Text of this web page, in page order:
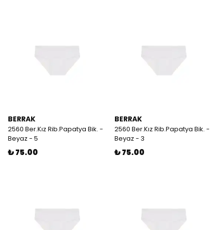
BERRAK
2560 Ber.Kız Rib.Papatya Bik. -
Beyaz - 5
₺ 75.00
BERRAK
2560 Ber.Kız Rib.Papatya Bik. -
Beyaz - 3
₺ 75.00